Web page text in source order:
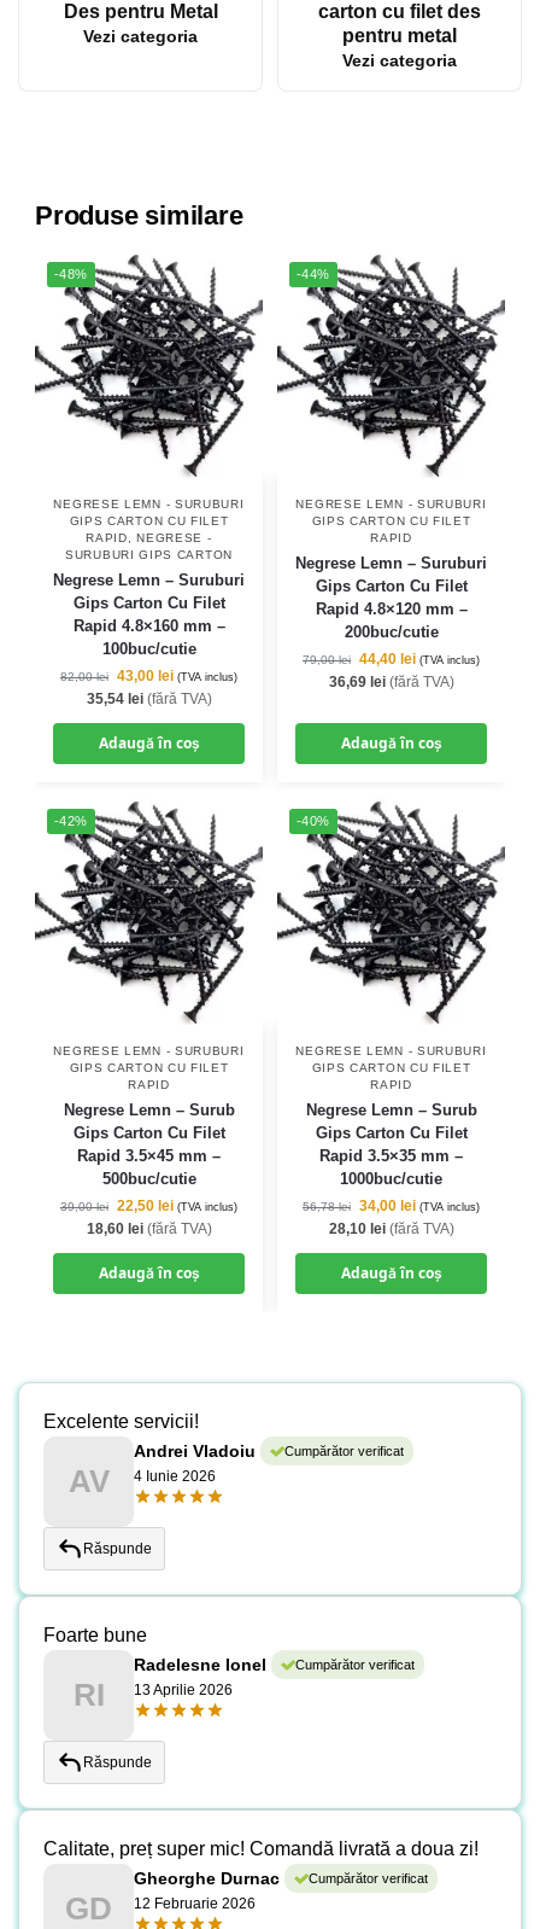
Des pentru Metal
Vezi categoria
carton cu filet des
pentru metal
Vezi categoria
Produse similare
-48%
NEGRESE LEMN - SURUBURI
GIPS CARTON CU FILET
RAPID ,NEGRESE -
SURUBURI GIPS CARTON
Negrese Lemn – Suruburi
Gips Carton Cu Filet
Rapid 4.8×160 mm –
100buc/cutie
82,00lei 43,00 lei (TVA inclus)
35,54 lei(fără TVA)
Adaugă în coș
-44%
NEGRESE LEMN - SURUBURI
GIPS CARTON CU FILET
RAPID
Negrese Lemn – Suruburi
Gips Carton Cu Filet
Rapid 4.8×120 mm –
200buc/cutie
79,00lei 44,40 lei (TVA inclus)
36,69 lei(fără TVA)
Adaugă în coș
-42%
NEGRESE LEMN - SURUBURI
GIPS CARTON CU FILET
RAPID
Negrese Lemn – Surub
Gips Carton Cu Filet
Rapid 3.5×45 mm –
500buc/cutie
39,00lei 22,50 lei (TVA inclus)
18,60 lei(fără TVA)
Adaugă în coș
-40%
NEGRESE LEMN - SURUBURI
GIPS CARTON CU FILET
RAPID
Negrese Lemn – Surub
Gips Carton Cu Filet
Rapid 3.5×35 mm –
1000buc/cutie
56,78lei 34,00 lei (TVA inclus)
28,10 lei(fără TVA)
Adaugă în coș
AV
Andrei Vladoiu Cumpărător verificat
4 Iunie 2026
Excelente servicii!
Răspunde
RI
Radelesne Ionel Cumpărător verificat
13 Aprilie 2026
Foarte bune
Răspunde
GD
Gheorghe Durnac Cumpărător verificat
12 Februarie 2026
Calitate, preț super mic! Comandă livrată a doua zi!